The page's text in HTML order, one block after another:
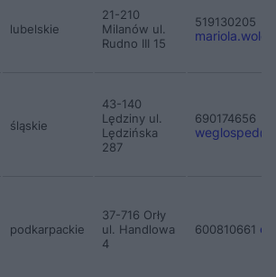
lubelskie
21-210
Milanów ul.
Rudno III 15
519130205
śląskie
43-140
Lędziny ul.
Lędzińska
287
690174656
weglosped@
podkarpackie
37-716 Orły
ul. Handlowa
4
600810661